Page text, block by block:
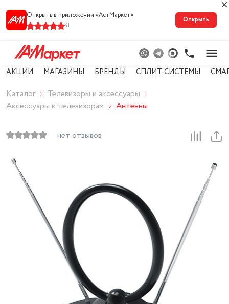
Открыть в приложении «АстМарке‪т‬»
41
Открыть
АКЦИИ МАГАЗИНЫ БРЕНДЫ СПЛИТ-СИСТЕМЫ
Каталог
Телевизоры и аксессуары
Аксессуары к телевизорам
Антенны
нет отзывов